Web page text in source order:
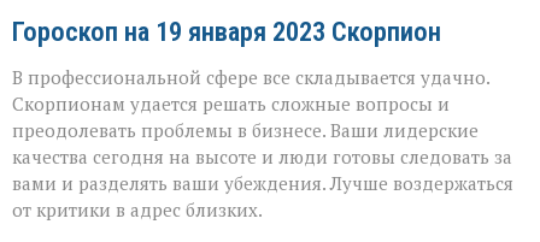
Гороскоп на 19 января 2023 Скорпион
В профессиональной сфере все складывается удачно.
Скорпионам удается решать сложные вопросы и
преодолевать проблемы в бизнесе. Ваши лидерские
качества сегодня на высоте и люди готовы следовать за
вами и разделять ваши убеждения. Лучше воздержаться
от критики в адрес близких.